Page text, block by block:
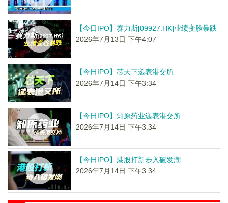
【今日IPO】赛力斯[09927.HK]业绩变脸暴跌
2026年7月13日 下午4:07
【今日IPO】芯天下递表港交所
2026年7月14日 下午3:34
【今日IPO】知原药业递表港交所
2026年7月14日 下午3:34
【今日IPO】港股打新步入破发潮
2026年7月14日 下午3:34